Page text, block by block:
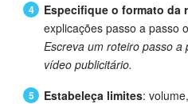
Automação
Marketing
Bitrix24.Sites
Especifique o formato da
explicações passo a passo
Escreva um roteiro passo
vídeo publicitário.
Estabeleça limites: